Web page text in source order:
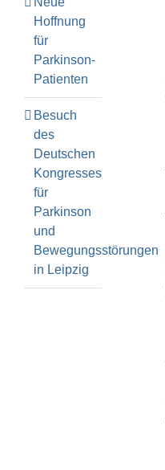
Hoffnung
für
Parkinson-
Patienten
Besuch
des
Deutschen
Kongresses
für
Parkinson
und
Bewegungsstörungen
in Leipzig